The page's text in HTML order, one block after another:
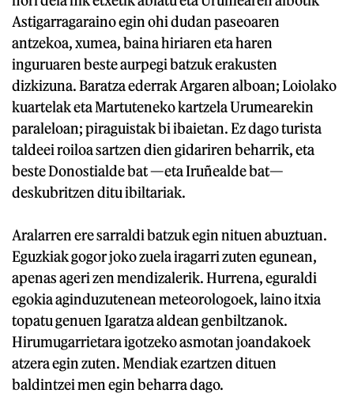
Astigarragaraino egin ohi dudan paseoaren
antzekoa, xumea, baina hiriaren eta haren
inguruaren beste aurpegi batzuk erakusten
dizkizuna. Baratza ederrak Argaren alboan; Loiolako
kuartelak eta Martuteneko kartzela Urumearekin
paraleloan; piraguistak bi ibaietan. Ez dago turista
taldeei roiloa sartzen dien gidariren beharrik, eta
beste Donostialde bat —eta Iruñealde bat—
deskubritzen ditu ibiltariak.
Aralarren ere sarraldi batzuk egin nituen abuztuan.
Eguzkiak gogor joko zuela iragarri zuten egunean,
apenas ageri zen mendizalerik. Hurrena, eguraldi
egokia aginduzutenean meteorologoek, laino itxia
topatu genuen Igaratza aldean genbiltzanok.
Hirumugarrietara igotzeko asmotan joandakoek
atzera egin zuten. Mendiak ezartzen dituen
baldintzei men egin beharra dago.